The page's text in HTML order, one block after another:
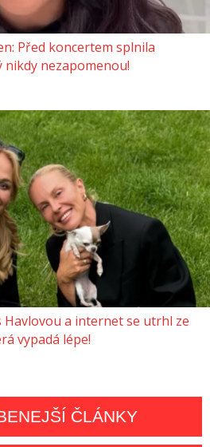
Před koncertem splnila
nezapomenou!
a internet se utrhl ze
vypadá lépe!
ČLÁNKY